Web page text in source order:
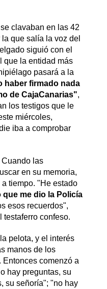
clavaban en las 42
que salía la voz del
siguió con el
que la entidad más
pasará a la
haber firmado nada
de CajaCanarias",
los testigos que le
miércoles,
iba a comprobar
las
en su memoria,
tiempo. "He estado
me dio la Policía
esos recuerdos",
testaferro confeso.
pelota, y el interés
manos de los
comenzó a
hay preguntas, su
su señoría"; "no hay